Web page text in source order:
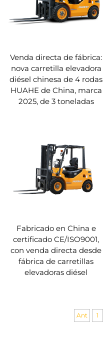
Venda directa de fábrica:
nova carretilla elevadora
diésel chinesa de 4 rodas
HUAHE de China, marca
2025, de 3 toneladas
Fabricado en China e
certificado CE/ISO9001,
con venda directa desde
fábrica de carretillas
elevadoras diésel
Ant 1